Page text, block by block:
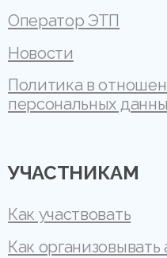
Оператор ЭТП
Новости
Политика в
персональных
УЧАСТНИКАМ
Как участвовать
Как организовывать